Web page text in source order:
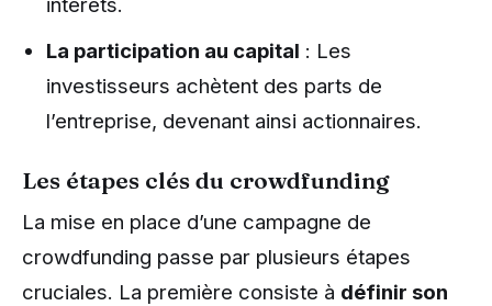
La participation au capital : Les
investisseurs achètent des parts de
l’entreprise, devenant ainsi actionnaires.
Les étapes clés du crowdfunding
La mise en place d’une campagne de
crowdfunding passe par plusieurs étapes
cruciales. La première consiste à définir son